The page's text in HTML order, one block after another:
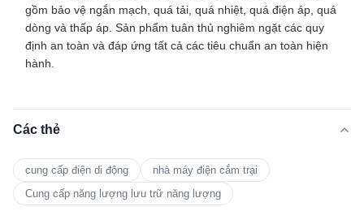
gồm bảo vệ ngắn mạch, quá tải, quá nhiệt, quá điện áp, quá
dòng và thấp áp. Sản phẩm tuân thủ nghiêm ngặt các quy
định an toàn và đáp ứng tất cả các tiêu chuẩn an toàn hiện
hành.
Các thẻ
cung cấp điện di động
nhà máy điện cắm trại
Cung cấp năng lượng lưu trữ năng lượng